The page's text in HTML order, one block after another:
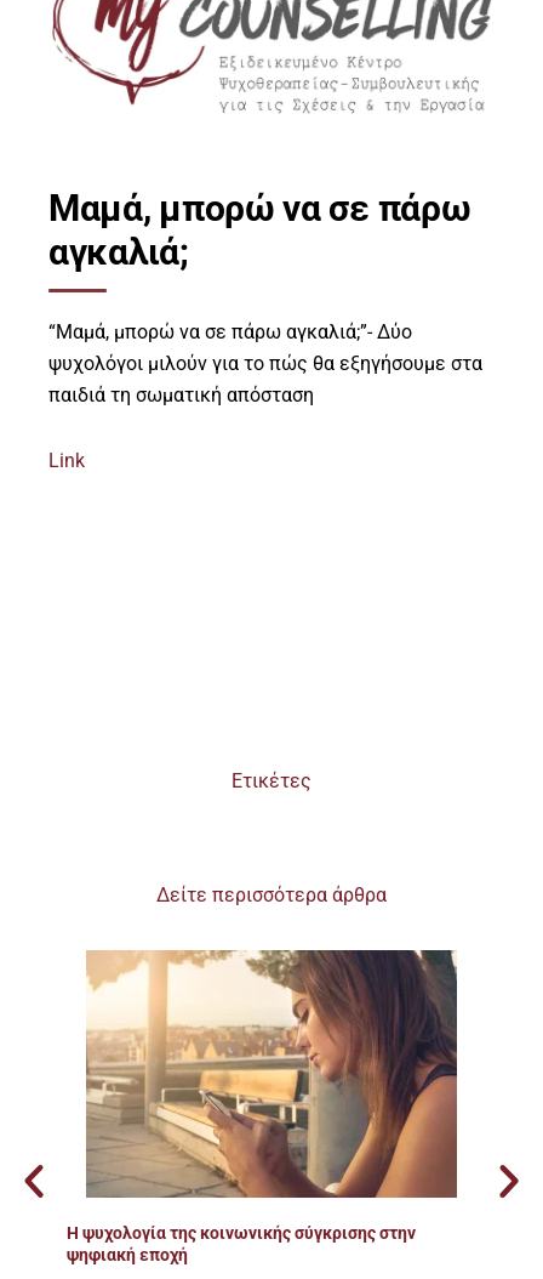
Μαμά, μπορώ να σε πάρω
αγκαλιά;
“Μαμά, μπορώ να σε πάρω αγκαλιά;”- Δύο
ψυχολόγοι μιλούν για το πώς θα εξηγήσουμε στα
παιδιά τη σωματική απόσταση
Link
Ετικέτες
Δείτε περισσότερα άρθρα
Η ψυχολογία της κοινωνικής σύγκρισης στην
ψηφιακή εποχή